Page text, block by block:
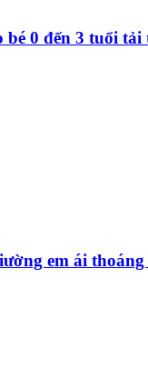
bé 0 đến 3 tuổi
em ái